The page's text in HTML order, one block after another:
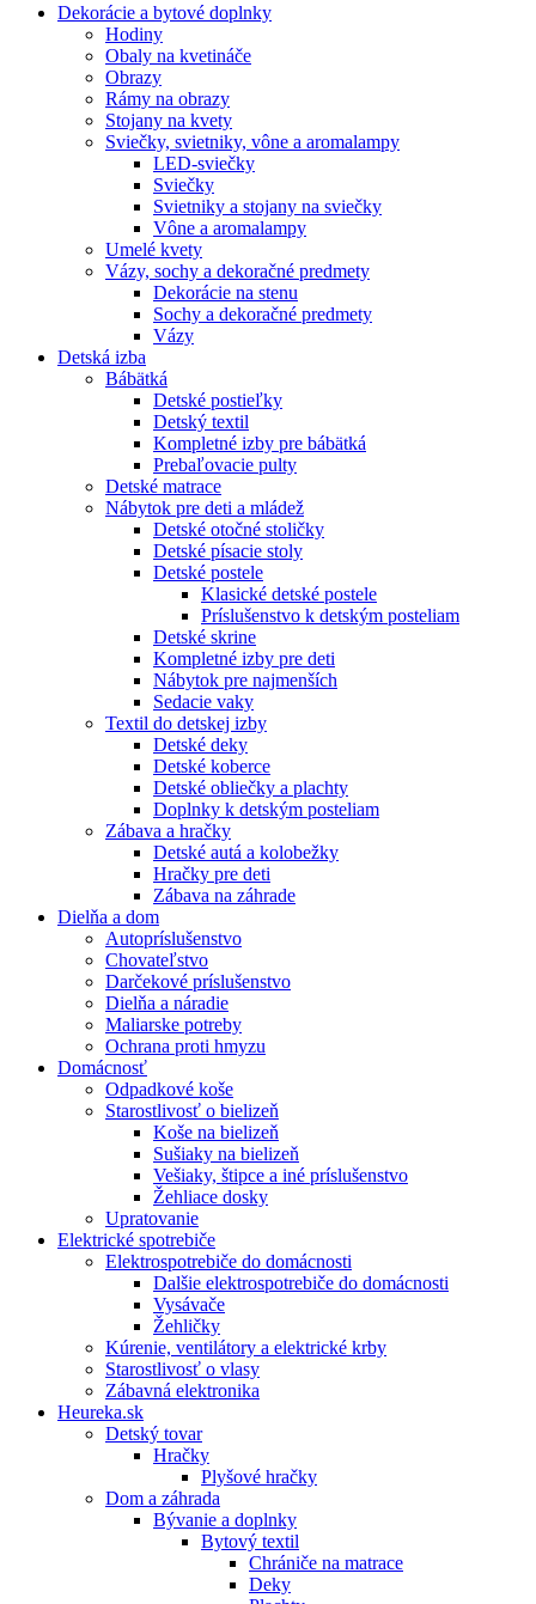
Dekorácie a bytové doplnky
Hodiny
Obaly na kvetináče
Obrazy
Rámy na obrazy
Stojany na kvety
Sviečky, svietniky, vône a aromalampy
LED-sviečky
Sviečky
Svietniky a stojany na sviečky
Vône a aromalampy
Umelé kvety
Vázy, sochy a dekoračné predmety
Dekorácie na stenu
Sochy a dekoračné predmety
Vázy
Detská izba
Bábätká
Detské postieľky
Detský textil
Kompletné izby pre bábätká
Prebaľovacie pulty
Detské matrace
Nábytok pre deti a mládež
Detské otočné stoličky
Detské písacie stoly
Detské postele
Klasické detské postele
Príslušenstvo k detským posteliam
Detské skrine
Kompletné izby pre deti
Nábytok pre najmenších
Sedacie vaky
Textil do detskej izby
Detské deky
Detské koberce
Detské obliečky a plachty
Doplnky k detským posteliam
Zábava a hračky
Detské autá a kolobežky
Hračky pre deti
Zábava na záhrade
Dielňa a dom
Autopríslušenstvo
Chovateľstvo
Darčekové príslušenstvo
Dielňa a náradie
Maliarske potreby
Ochrana proti hmyzu
Domácnosť
Odpadkové koše
Starostlivosť o bielizeň
Koše na bielizeň
Sušiaky na bielizeň
Vešiaky, štipce a iné príslušenstvo
Žehliace dosky
Upratovanie
Elektrické spotrebiče
Elektrospotrebiče do domácnosti
Dalšie elektrospotrebiče do domácnosti
Vysávače
Žehličky
Kúrenie, ventilátory a elektrické krby
Starostlivosť o vlasy
Zábavná elektronika
Heureka.sk
Detský tovar
Hračky
Plyšové hračky
Dom a záhrada
Bývanie a doplnky
Bytový textil
Chrániče na matrace
Deky